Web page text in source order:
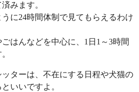
みます。
に24時間体制で見てもらえるわけ
はんなどを中心に、1日1～3時間
ターは、不在にする日程や犬猫の
いいですよ。